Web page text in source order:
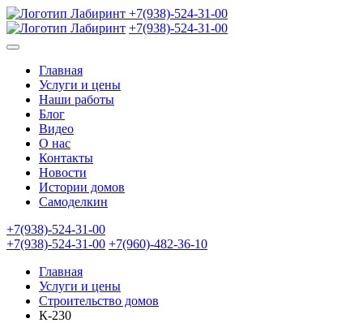
+7(938)-524-31-00
+7(938)-524-31-00
Главная
Услуги и цены
Наши работы
Блог
Видео
О нас
Контакты
Новости
Истории домов
Самоделкин
+7(938)-524-31-00
+7(938)-524-31-00 +7(960)-482-36-10
Главная
Услуги и цены
Строительство домов
К-230